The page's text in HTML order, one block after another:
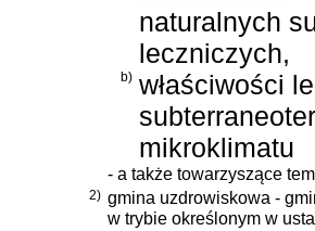
naturalnych
leczniczych,
b) właściwości
mikroklimatu
- a także towarzyszące
2) gmina uzdrowiskowa -
w trybie określonym w